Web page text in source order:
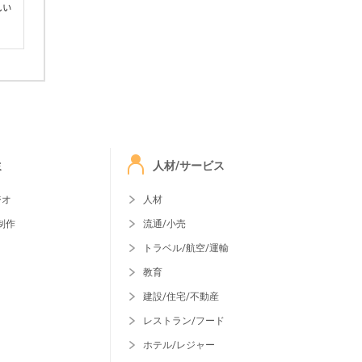
い
作
人材/サービス
人材
流通/小売
トラベル/航空/運輸
教育
建設/住宅/不動産
レストラン/フード
ホテル/レジャー